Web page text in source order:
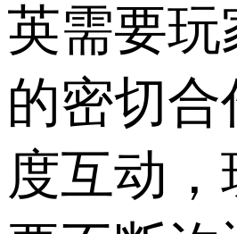
英需要玩
的密切合
度互动